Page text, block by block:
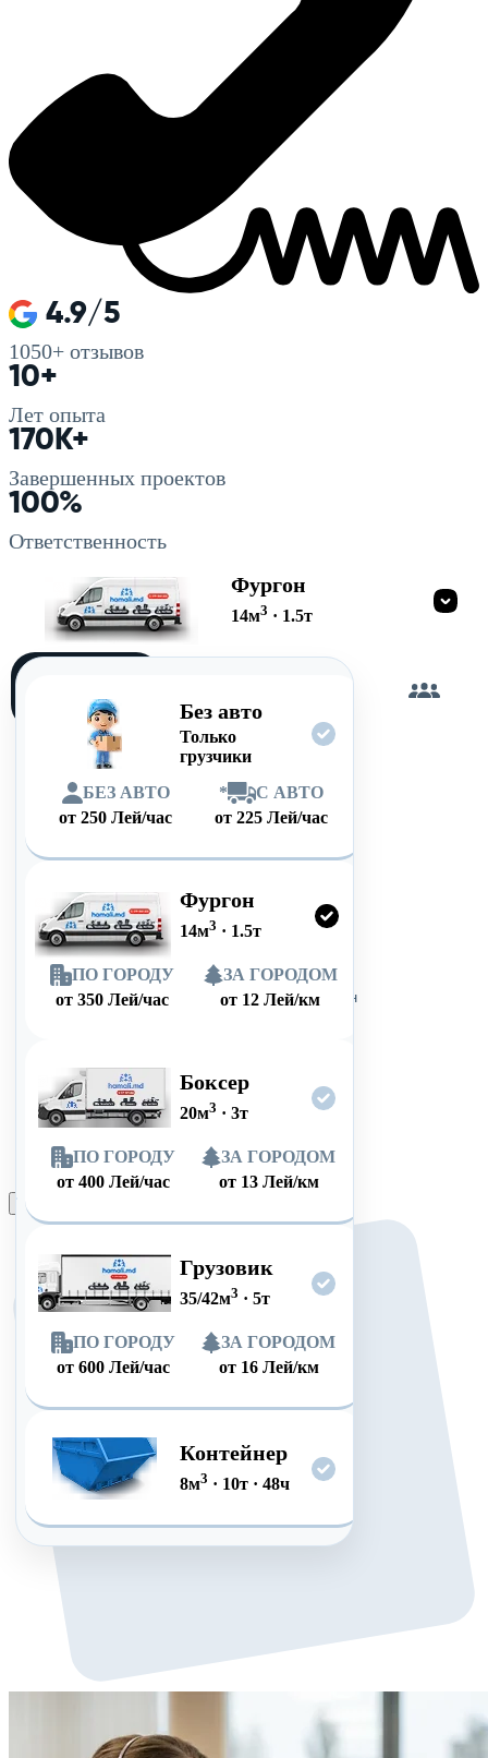
4.9/5
1050+ отзывов
10+
Лет опыта
170K+
Завершенных проектов
100%
Ответственность
Фургон
14м3 · 1.5т
Без авто
Только
грузчики
БЕЗ АВТО
от250 Лей/час
*
С АВТО
от 225 Лей/час
Фургон
14м3 · 1.5т
ПО ГОРОДУ
от 350 Лей/час
ЗА ГОРОДОМ
от 12 Лей/км
Боксер
20м3 · 3т
ПО ГОРОДУ
от 400 Лей/час
ЗА ГОРОДОМ
от 13 Лей/км
Грузовик
35/42м3 · 5т
ПО ГОРОДУ
от 600 Лей/час
ЗА ГОРОДОМ
от 16 Лей/км
Контейнер
8м3 · 10т· 48ч
Оформить заказ